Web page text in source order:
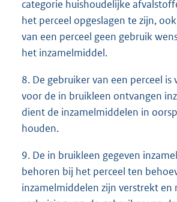
categorie huishoudelijke
het perceel opgeslagen te zijn,
van een perceel geen gebruik
het inzamelmiddel.
8. De gebruiker van een perceel
voor de in bruikleen ontvangen
dient de inzamelmiddelen in
houden.
9. De in bruikleen gegeven
behoren bij het perceel ten
inzamelmiddelen zijn verstrekt en